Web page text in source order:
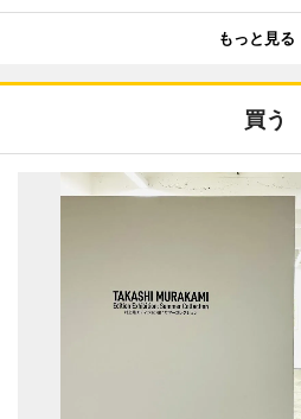
もっと見る
買う